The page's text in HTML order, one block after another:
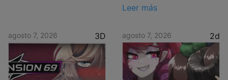
Leer más
agosto 7, 2026 3D agosto 7, 2026 2d